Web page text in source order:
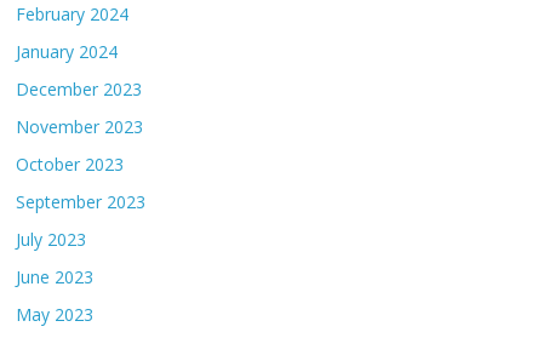
February 2024
January 2024
December 2023
November 2023
October 2023
September 2023
July 2023
June 2023
May 2023